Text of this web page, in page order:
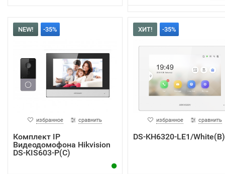
NEW! -35%
избранное сравнить
Комплект IP
Видеодомофона Hikvision
DS-KIS603-P(C)
ХИТ! -35%
избранное сравнить
DS-KH6320-LE1/White(B)